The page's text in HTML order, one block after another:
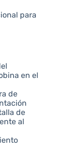
para
en el
de
de
al